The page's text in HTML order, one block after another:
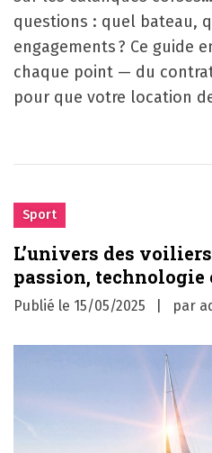
questions : quel bateau,
engagements ? Ce guide
chaque point — du
pour que votre location
Sport
L’univers des
passion,
Publié le 15/05/2025 par